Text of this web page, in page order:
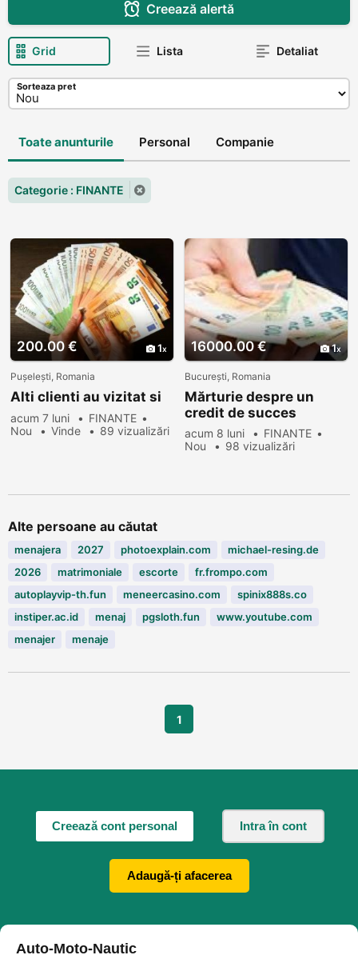
Creează alertă
Grid Lista Detaliat
Sorteaza pret
Toate anunturile Personal Companie
Categorie : FINANTE
200.00 € 1
Pușelești, Romania
Alti clienti au vizitat si
acum 7 luni
FINANTE
Nou
Vinde 89 vizualizări
16000.00 € 1
Bucureşti, Romania
Mărturie despre un
credit de succes
acum 8 luni
FINANTE
Nou
98 vizualizări
Alte persoane au căutat
menajera 2027 photoexplain.com
michael-resing.de
2026
matrimoniale escorte
fr.frompo.com
autoplayvip-th.fun
meneercasino.com
spinix888s.co
instiper.ac.id
menaj pgsloth.fun
www.youtube.com
menajer
menaje
1
Creează cont personal Intra în cont
Adaugă-ți afacerea
Auto-Moto-Nautic